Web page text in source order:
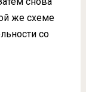
же схеме
со